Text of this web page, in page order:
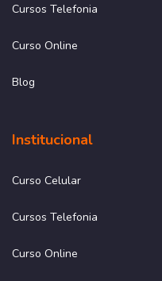
Cursos Telefonia
Curso Online
Blog
Institucional
Curso Celular
Cursos Telefonia
Curso Online